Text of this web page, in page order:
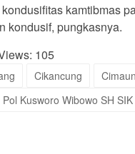
kamtibmas
kondusif, pungkasnya.
105
Cikancung
Kusworo Wibowo SH